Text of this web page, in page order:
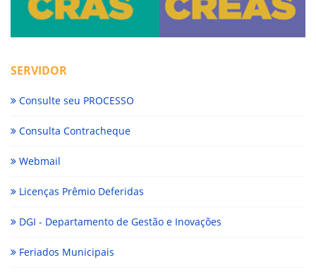
SERVIDOR
Consulte seu PROCESSO
Consulta Contracheque
Webmail
Licenças Prêmio Deferidas
DGI - Departamento de Gestão e Inovações
Feriados Municipais